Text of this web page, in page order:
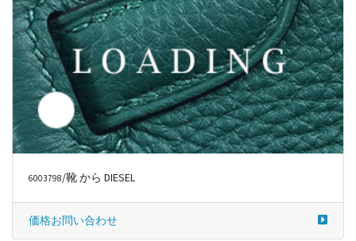
6003798/靴 から DIESEL
価格お問い合わせ